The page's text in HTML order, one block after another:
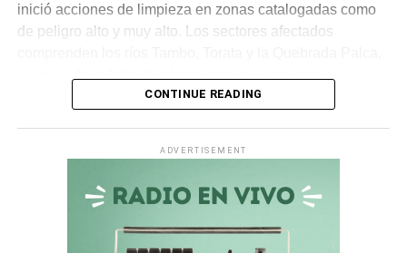
inició acciones de limpieza en zonas catalogadas como
de peligro alto y muy alto. Los sectores afectados
descolmatación adjudicado porS/ 70 000quedó
la nulidad del servicio debido a incompatibilidades en los
términos de referencia, dejando vulnerable a la zona.
CONTINUE READING
ADVERTISEMENT